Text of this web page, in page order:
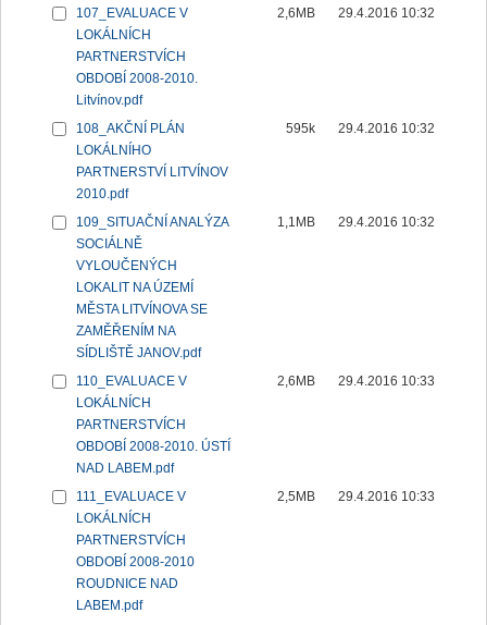
107_EVALUACE V
LOKÁLNÍCH
PARTNERSTVÍCH
OBDOBÍ 2008-2010.
Litvínov.pdf
2,6MB 29.4.2016 10:32
108_AKČNÍ PLÁN
LOKÁLNÍHO
PARTNERSTVÍ LITVÍNOV
2010.pdf
595k 29.4.2016 10:32
109_SITUAČNÍ ANALÝZA
SOCIÁLNĚ
VYLOUČENÝCH
LOKALIT NA ÚZEMÍ
MĚSTA LITVÍNOVA SE
ZAMĚŘENÍM NA
SÍDLIŠTĚ JANOV.pdf
1,1MB 29.4.2016 10:32
110_EVALUACE V
LOKÁLNÍCH
PARTNERSTVÍCH
OBDOBÍ 2008-2010. ÚSTÍ
NAD LABEM.pdf
2,6MB 29.4.2016 10:33
111_EVALUACE V
LOKÁLNÍCH
PARTNERSTVÍCH
OBDOBÍ 2008-2010
ROUDNICE NAD
LABEM.pdf
2,5MB 29.4.2016 10:33